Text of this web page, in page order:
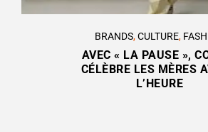
BRANDS,CULTURE,
AVEC « LA PAUSE »,
CÉLÈBRE LES MÈRES
L’HEURE